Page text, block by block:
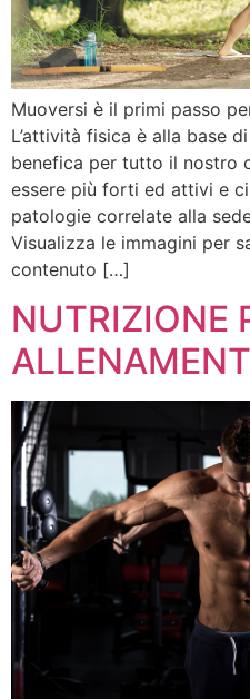
Muoversi è il primi passo
L’attività fisica è alla base
benefica per tutto il nostro
essere più forti ed attivi e
patologie correlate alla
Visualizza le immagini per
contenuto […]
NUTRIZIONE